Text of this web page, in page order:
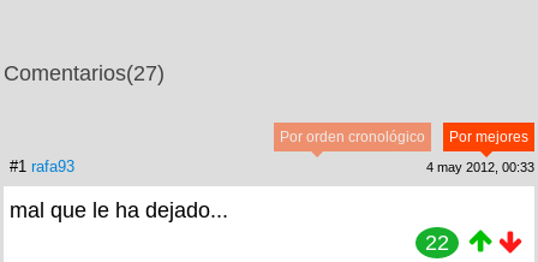
Comentarios(27)
Por mejores
Por orden cronológico
#1 rafa93 4 may 2012, 00:33
mal que le ha dejado...
22